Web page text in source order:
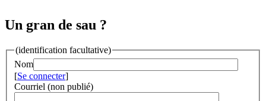
Un gran de sau ?
(identification facultative)
Nom
[Se connecter]
Courriel (non publié)